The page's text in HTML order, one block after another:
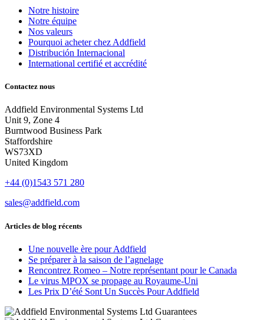
Notre histoire
Notre équipe
Nos valeurs
Pourquoi acheter chez Addfield
Distribución Internacional
International certifié et accrédité
Contactez nous
Addfield Environmental Systems Ltd
Unit 9, Zone 4
Burntwood Business Park
Staffordshire
WS73XD
United Kingdom
+44 (0)1543 571 280
sales@addfield.com
Articles de blog récents
Une nouvelle ère pour Addfield
Se préparer à la saison de l’agnelage
Rencontrez Romeo – Notre représentant pour le Canada
Le virus MPOX se propage au Royaume-Uni
Les Prix D’été Sont Un Succès Pour Addfield